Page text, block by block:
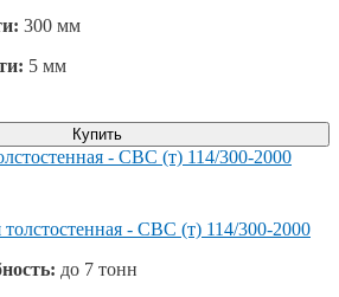
300 мм
5 мм
Купить
- СВС (т) 114/300-2000
до 7 тонн